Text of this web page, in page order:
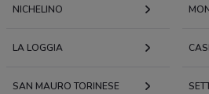
NICHELINO
LA LOGGIA
SAN MAURO TORINESE